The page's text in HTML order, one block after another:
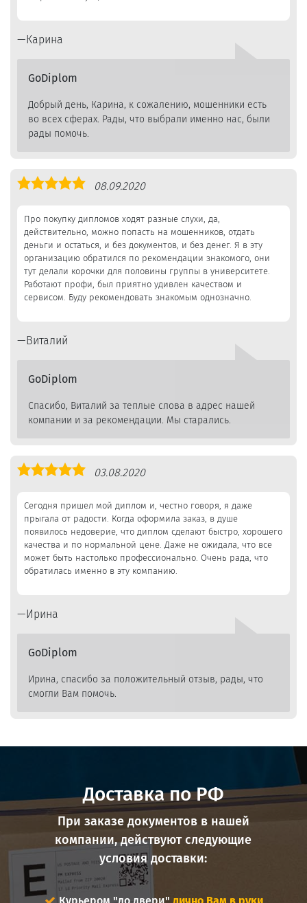
Карина
GoDiplom
Добрый день, Карина, к сожалению, мошенники есть
во всех сферах. Рады, что выбрали именно нас, были
рады помочь.
Оценка
08.09.2020
Про покупку дипломов ходят разные слухи, да,
действительно, можно попасть на мошенников, отдать
деньги и остаться, и без документов, и без денег. Я в эту
организацию обратился по рекомендации знакомого, они
тут делали корочки для половины группы в университете.
Работают профи, был приятно удивлен качеством и
сервисом. Буду рекомендовать знакомым однозначно.
Виталий
GoDiplom
Спасибо, Виталий за теплые слова в адрес нашей
компании и за рекомендации. Мы старались.
Оценка
03.08.2020
Сегодня пришел мой диплом и, честно говоря, я даже
прыгала от радости. Когда оформила заказ, в душе
появилось недоверие, что диплом сделают быстро, хорошего
качества и по нормальной цене. Даже не ожидала, что все
может быть настолько профессионально. Очень рада, что
обратилась именно в эту компанию.
Ирина
GoDiplom
Ирина, спасибо за положительный отзыв, рады, что
смогли Вам помочь.
Доставка по РФ
При заказе документов в нашей
компании, действуют следующие
условия доставки: